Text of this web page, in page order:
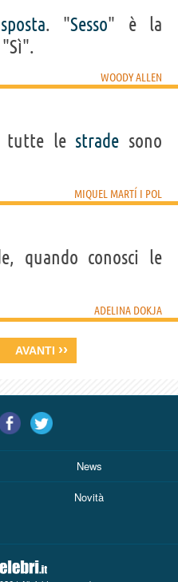
. "Sesso" è la
"Sì".
WOODY ALLEN
tutte le strade sono
MIQUEL MARTÍ I POL
quando conosci le
ADELINA DOKJA
AVANTI ››
News
Novità